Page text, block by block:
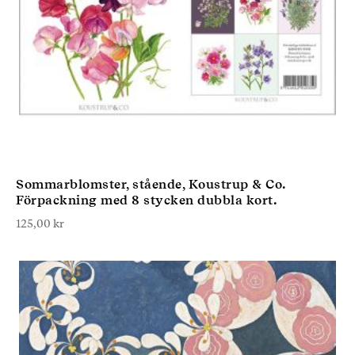
Sommarblomster, stående, Koustrup & Co.
Förpackning med 8 stycken dubbla kort.
125,00 kr